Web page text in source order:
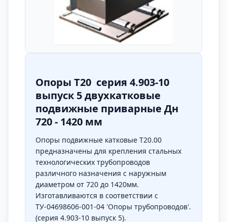
Опоры Т20 серия 4.903-10
выпуск 5 двухкатковые
подвижные приварные Дн
720 - 1420 мм
Опоры подвижные катковые Т20.00
предназначены для крепления стальных
технологических трубопроводов
различного назначения с наружным
диаметром от 720 до 1420мм.
Изготавливаются в соответствии с
ТУ-04698606-001-04 'Опоры трубопроводов'.
(серия 4.903-10 выпуск 5).